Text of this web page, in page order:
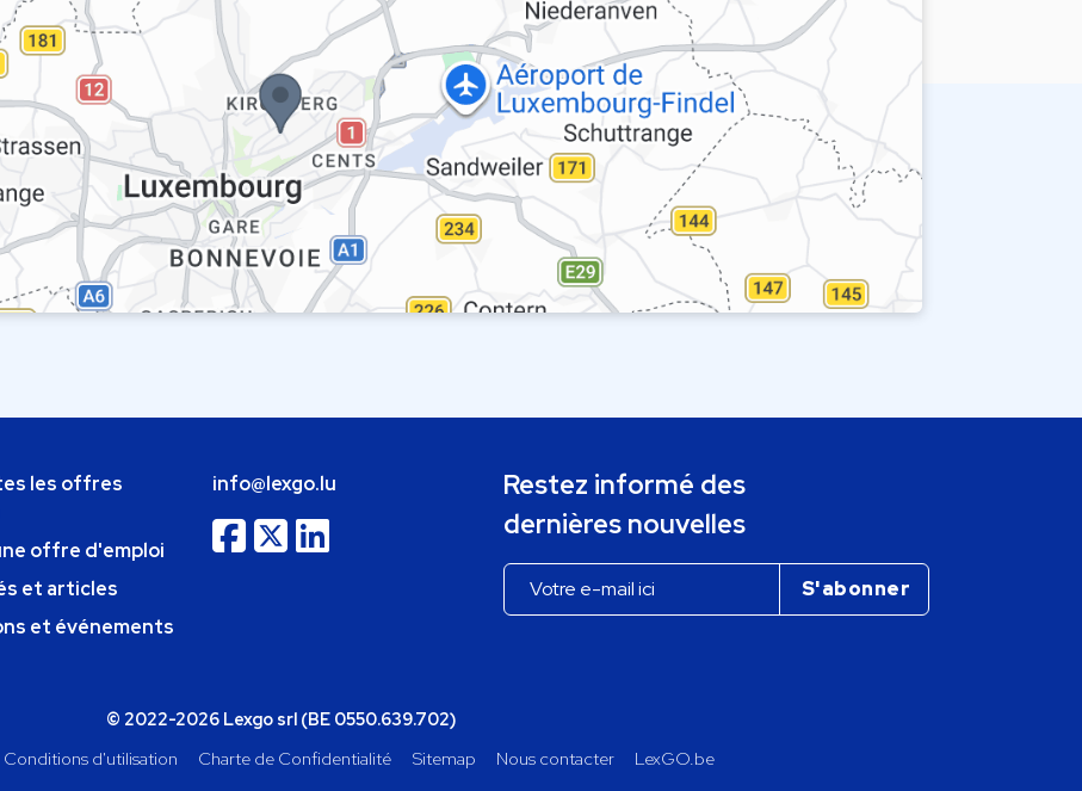
les offres
offre d'emploi
et articles
et événements
info@lexgo.lu
Restez informé des
dernières nouvelles
© 2022-2026 Lexgo srl (BE 0550.639.702)
Conditions d'utilisation Charte de Confidentialité Sitemap Nous contacter LexGO.be